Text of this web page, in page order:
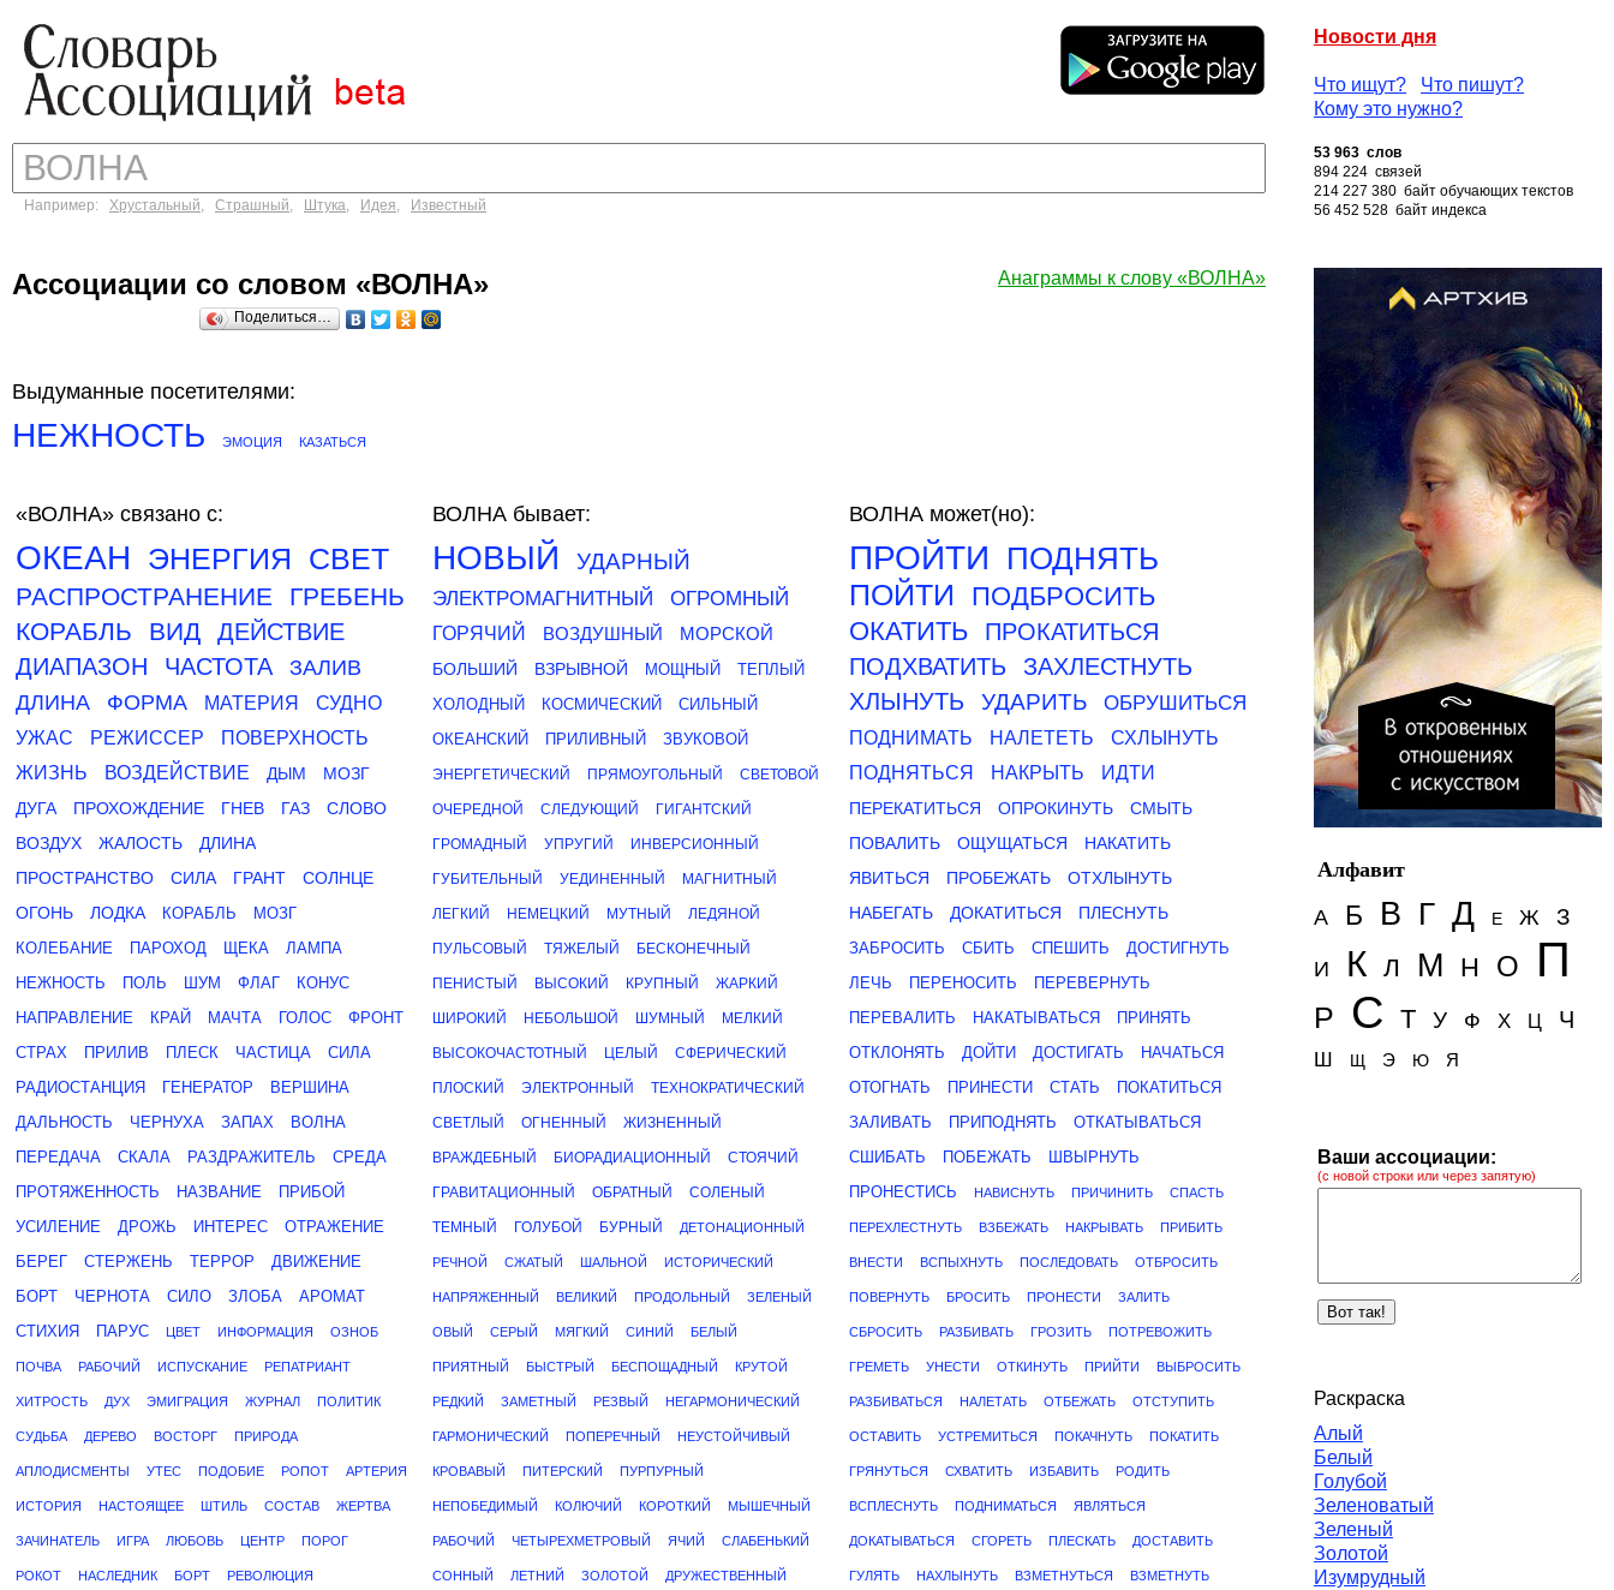
Новости дня
Что ищут?
Что пишут?
Кому это нужно?
Например: Хрустальный, Страшный, Штука, Идея, Известный
53 963 слов
894 224 связей
214 227 380 байт обучающих текстов
56 452 528 байт индекса
Анаграммы к слову «ВОЛНА»
Ассоциации со словом «ВОЛНА»
Поделиться…
Выдуманные посетителями:
НЕЖНОСТЬ ЭМОЦИЯ КАЗАТЬСЯ
«ВОЛНА» связано с:
ОКЕАН ЭНЕРГИЯ СВЕТ
РАСПРОСТРАНЕНИЕ
ГРЕБЕНЬ
КОРАБЛЬ
ВИД
ДЕЙСТВИЕ
ДИАПАЗОН
ЧАСТОТА
ЗАЛИВ
ДЛИНА
ФОРМА МАТЕРИЯ
СУДНО
УЖАС
РЕЖИССЕР
ПОВЕРХНОСТЬ
ЖИЗНЬ
ВОЗДЕЙСТВИЕ ДЫМ
МОЗГ
ДУГА
ПРОХОЖДЕНИЕ ГНЕВ ГАЗ
СЛОВО
ВОЗДУХ
ЖАЛОСТЬ
ДЛИНА
ПРОСТРАНСТВО
СИЛА ГРАНТ
СОЛНЦЕ
ОГОНЬ
ЛОДКА КОРАБЛЬ
МОЗГ
КОЛЕБАНИЕ
ПАРОХОД ЩЕКА
ЛАМПА
НЕЖНОСТЬ
ПОЛЬ ШУМ ФЛАГ
КОНУС
НАПРАВЛЕНИЕ
КРАЙ МАЧТА ГОЛОС
ФРОНТ
СТРАХ
ПРИЛИВ ПЛЕСК ЧАСТИЦА
СИЛА
РАДИОСТАНЦИЯ
ГЕНЕРАТОР
ВЕРШИНА
ДАЛЬНОСТЬ
ЧЕРНУХА ЗАПАХ
ВОЛНА
ПЕРЕДАЧА
СКАЛА РАЗДРАЖИТЕЛЬ
СРЕДА
ПРОТЯЖЕННОСТЬ
НАЗВАНИЕ
ПРИБОЙ
УСИЛЕНИЕ
ДРОЖЬ ИНТЕРЕС
ОТРАЖЕНИЕ
БЕРЕГ
СТЕРЖЕНЬ ТЕРРОР
ДВИЖЕНИЕ
БОРТ
ЧЕРНОТА СИЛО ЗЛОБА
АРОМАТ
СТИХИЯ
ПАРУС ЦВЕТ ИНФОРМАЦИЯ ОЗНОБ
ПОЧВА РАБОЧИЙ ИСПУСКАНИЕ РЕПАТРИАНТ
ХИТРОСТЬ ДУХ ЭМИГРАЦИЯ ЖУРНАЛ ПОЛИТИК
СУДЬБА ДЕРЕВО ВОСТОРГ ПРИРОДА
АПЛОДИСМЕНТЫ УТЕС ПОДОБИЕ РОПОТ АРТЕРИЯ
ИСТОРИЯ НАСТОЯЩЕЕ ШТИЛЬ СОСТАВ ЖЕРТВА
ЗАЧИНАТЕЛЬ ИГРА ЛЮБОВЬ ЦЕНТР ПОРОГ
РОКОТ НАСЛЕДНИК БОРТ РЕВОЛЮЦИЯ
ВОЛНА бывает:
НОВЫЙ УДАРНЫЙ
ЭЛЕКТРОМАГНИТНЫЙ ОГРОМНЫЙ
ГОРЯЧИЙ ВОЗДУШНЫЙ МОРСКОЙ
БОЛЬШИЙ ВЗРЫВНОЙ МОЩНЫЙ
ТЕПЛЫЙ
ХОЛОДНЫЙ
КОСМИЧЕСКИЙ
СИЛЬНЫЙ
ОКЕАНСКИЙ
ПРИЛИВНЫЙ ЗВУКОВОЙ
ЭНЕРГЕТИЧЕСКИЙ ПРЯМОУГОЛЬНЫЙ СВЕТОВОЙ
ОЧЕРЕДНОЙ СЛЕДУЮЩИЙ ГИГАНТСКИЙ
ГРОМАДНЫЙ УПРУГИЙ ИНВЕРСИОННЫЙ
ГУБИТЕЛЬНЫЙ УЕДИНЕННЫЙ МАГНИТНЫЙ
ЛЕГКИЙ НЕМЕЦКИЙ МУТНЫЙ ЛЕДЯНОЙ
ПУЛЬСОВЫЙ ТЯЖЕЛЫЙ БЕСКОНЕЧНЫЙ
ПЕНИСТЫЙ ВЫСОКИЙ КРУПНЫЙ ЖАРКИЙ
ШИРОКИЙ НЕБОЛЬШОЙ ШУМНЫЙ МЕЛКИЙ
ВЫСОКОЧАСТОТНЫЙ ЦЕЛЫЙ СФЕРИЧЕСКИЙ
ПЛОСКИЙ ЭЛЕКТРОННЫЙ ТЕХНОКРАТИЧЕСКИЙ
СВЕТЛЫЙ ОГНЕННЫЙ ЖИЗНЕННЫЙ
ВРАЖДЕБНЫЙ БИОРАДИАЦИОННЫЙ СТОЯЧИЙ
ГРАВИТАЦИОННЫЙ ОБРАТНЫЙ СОЛЕНЫЙ
ТЕМНЫЙ ГОЛУБОЙ БУРНЫЙ ДЕТОНАЦИОННЫЙ
РЕЧНОЙ СЖАТЫЙ ШАЛЬНОЙ ИСТОРИЧЕСКИЙ
НАПРЯЖЕННЫЙ ВЕЛИКИЙ ПРОДОЛЬНЫЙ ЗЕЛЕНЫЙ
ОВЫЙ СЕРЫЙ МЯГКИЙ СИНИЙ БЕЛЫЙ
ПРИЯТНЫЙ БЫСТРЫЙ БЕСПОЩАДНЫЙ КРУТОЙ
РЕДКИЙ ЗАМЕТНЫЙ РЕЗВЫЙ НЕГАРМОНИЧЕСКИЙ
ГАРМОНИЧЕСКИЙ ПОПЕРЕЧНЫЙ НЕУСТОЙЧИВЫЙ
КРОВАВЫЙ ПИТЕРСКИЙ ПУРПУРНЫЙ
НЕПОБЕДИМЫЙ КОЛЮЧИЙ КОРОТКИЙ МЫШЕЧНЫЙ
РАБОЧИЙ ЧЕТЫРЕХМЕТРОВЫЙ ЯЧИЙ СЛАБЕНЬКИЙ
СОННЫЙ ЛЕТНИЙ ЗОЛОТОЙ ДРУЖЕСТВЕННЫЙ
ВОЛНА может(но):
ПРОЙТИ ПОДНЯТЬ
ПОЙТИ
ПОДБРОСИТЬ
ОКАТИТЬ
ПРОКАТИТЬСЯ
ПОДХВАТИТЬ
ЗАХЛЕСТНУТЬ
ХЛЫНУТЬ
УДАРИТЬ ОБРУШИТЬСЯ
ПОДНИМАТЬ НАЛЕТЕТЬ
СХЛЫНУТЬ
ПОДНЯТЬСЯ
НАКРЫТЬ ИДТИ
ПЕРЕКАТИТЬСЯ ОПРОКИНУТЬ
СМЫТЬ
ПОВАЛИТЬ
ОЩУЩАТЬСЯ
НАКАТИТЬ
ЯВИТЬСЯ
ПРОБЕЖАТЬ
ОТХЛЫНУТЬ
НАБЕГАТЬ
ДОКАТИТЬСЯ ПЛЕСНУТЬ
ЗАБРОСИТЬ СБИТЬ СПЕШИТЬ
ДОСТИГНУТЬ
ЛЕЧЬ
ПЕРЕНОСИТЬ
ПЕРЕВЕРНУТЬ
ПЕРЕВАЛИТЬ
НАКАТЫВАТЬСЯ
ПРИНЯТЬ
ОТКЛОНЯТЬ
ДОЙТИ ДОСТИГАТЬ
НАЧАТЬСЯ
ОТОГНАТЬ
ПРИНЕСТИ СТАТЬ
ПОКАТИТЬСЯ
ЗАЛИВАТЬ
ПРИПОДНЯТЬ
ОТКАТЫВАТЬСЯ
СШИБАТЬ
ПОБЕЖАТЬ
ШВЫРНУТЬ
ПРОНЕСТИСЬ
НАВИСНУТЬ ПРИЧИНИТЬ СПАСТЬ
ПЕРЕХЛЕСТНУТЬ ВЗБЕЖАТЬ НАКРЫВАТЬ ПРИБИТЬ
ВНЕСТИ ВСПЫХНУТЬ ПОСЛЕДОВАТЬ ОТБРОСИТЬ
ПОВЕРНУТЬ БРОСИТЬ ПРОНЕСТИ ЗАЛИТЬ
СБРОСИТЬ РАЗБИВАТЬ ГРОЗИТЬ ПОТРЕВОЖИТЬ
ГРЕМЕТЬ УНЕСТИ ОТКИНУТЬ ПРИЙТИ ВЫБРОСИТЬ
РАЗБИВАТЬСЯ НАЛЕТАТЬ ОТБЕЖАТЬ ОТСТУПИТЬ
ОСТАВИТЬ УСТРЕМИТЬСЯ ПОКАЧНУТЬ ПОКАТИТЬ
ГРЯНУТЬСЯ СХВАТИТЬ ИЗБАВИТЬ РОДИТЬ
ВСПЛЕСНУТЬ ПОДНИМАТЬСЯ ЯВЛЯТЬСЯ
ДОКАТЫВАТЬСЯ СГОРЕТЬ ПЛЕСКАТЬ ДОСТАВИТЬ
ГУЛЯТЬ НАХЛЫНУТЬ ВЗМЕТНУТЬСЯ ВЗМЕТНУТЬ
Алфавит
А
Б В Г Д Е Ж З
И К Л М Н О П
Р С Т У Ф Х Ц Ч
Ш Щ Э Ю Я
Ваши ассоциации:
(с новой строки или через запятую)
Раскраска
Алый
Белый
Голубой
Зеленоватый
Зеленый
Золотой
Изумрудный